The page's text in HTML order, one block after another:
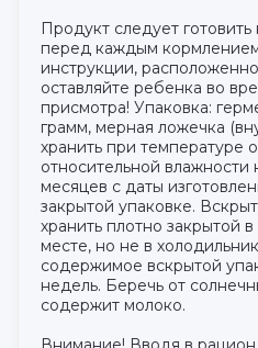
Продукт следует
перед каждым
инструкции,
оставляйте ребенка во
присмотра! Упаковка:
грамм, мерная ложечка
хранить при температуре
относительной влажности
месяцев с даты
закрытой упаковке.
хранить плотно закрытой
месте, но не в
содержимое вскрытой
недель. Беречь от
содержит молоко.